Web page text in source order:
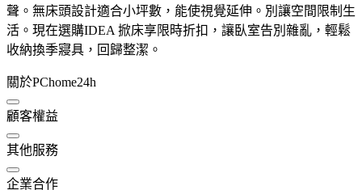
聲。無床頭設計適合小坪數，能使視覺延伸。別讓空間限制生
活。現在選購IDEA 掀床享限時折扣，讓臥室告別雜亂，輕鬆
收納換季寢具，回歸整潔。
關於PChome24h
顧客權益
其他服務
企業合作